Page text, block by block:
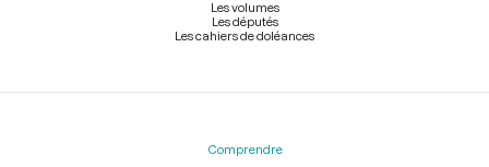
Les volumes
Les députés
Les cahiers de doléances
Comprendre